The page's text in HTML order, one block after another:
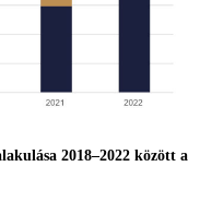
2018–2022 között a